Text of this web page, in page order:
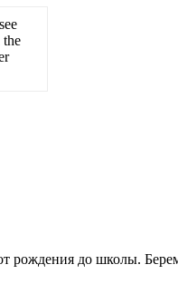
the
до школы.